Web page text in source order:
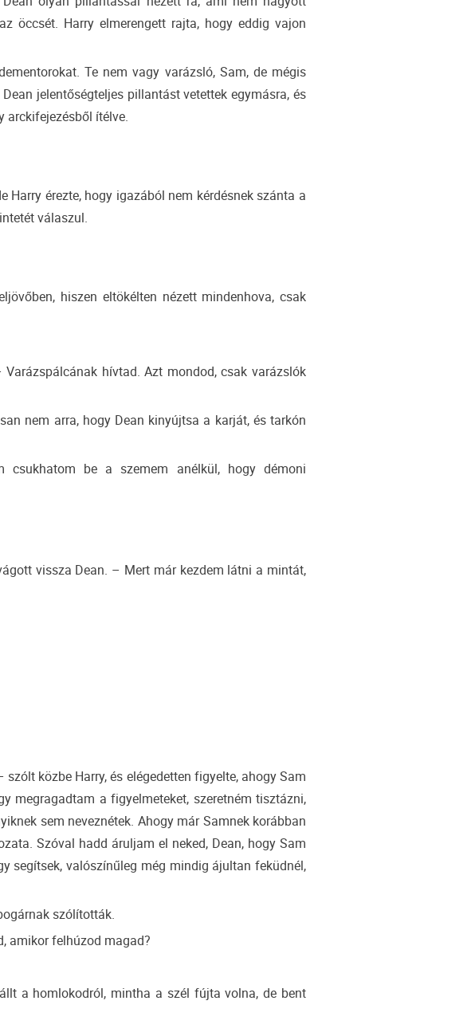
öccsét. Harry elmerengett rajta, hogy eddig vajon
Te nem vagy varázsló, Sam, de mégis
jelentőségteljes pillantást vetettek egymásra, és
arckifejezésből ítélve.
érezte, hogy igazából nem kérdésnek szánta a
válaszul.
hiszen eltökélten nézett mindenhova, csak
hívtad. Azt mondod, csak varázslók
nem arra, hogy Dean kinyújtsa a karját, és tarkón
be a szemem anélkül, hogy démoni
vissza Dean. – Mert már kezdem látni a mintát,
közbe Harry, és elégedetten figyelte, ahogy Sam
megragadtam a figyelmeteket, szeretném tisztázni,
sem neveznétek. Ahogy már Samnek korábban
Szóval hadd áruljam el neked, Dean, hogy Sam
segítsek, valószínűleg még mindig ájultan feküdnél,
szólították.
amikor felhúzod magad?
a homlokodról, mintha a szél fújta volna, de bent